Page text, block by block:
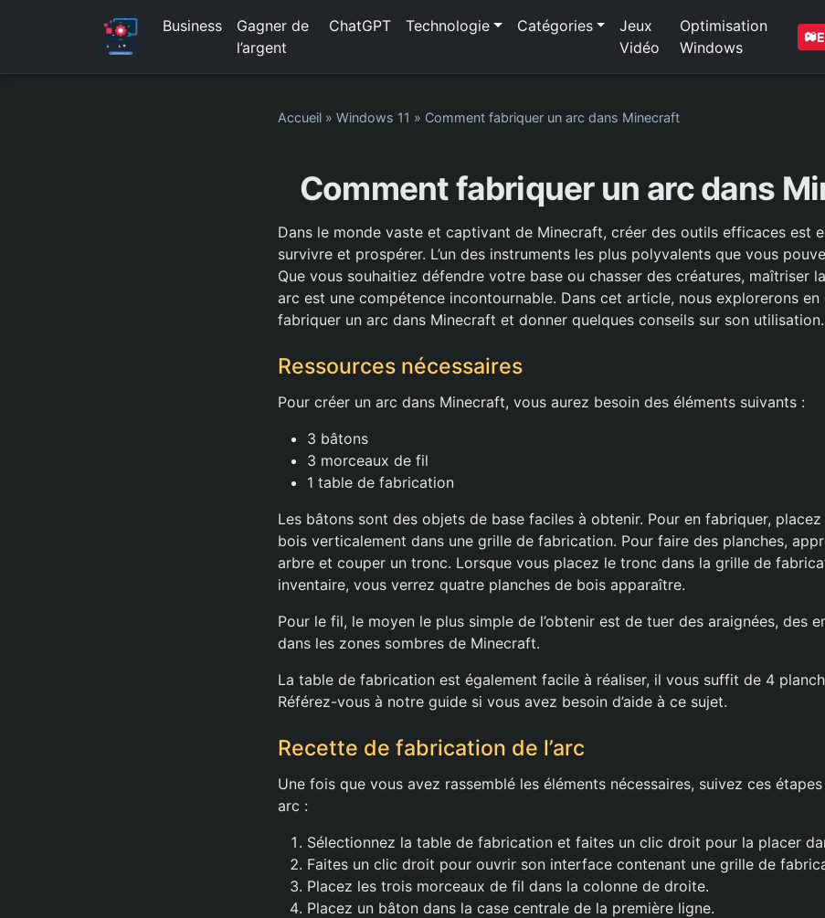
Business
Gagner de
l’argent
ChatGPT Technologie Catégories
Jeux
Vidéo
Optimisation
Windows
Accueil » Windows 11 » Comment fabriquer un arc dans Minecraft
Comment fabriquer un arc dans
Dans le monde vaste et captivant de Minecraft, créer des outils efficaces est
survivre et prospérer. L’un des instruments les plus polyvalents que vous
Que vous souhaitiez défendre votre base ou chasser des créatures, maîtriser
arc est une compétence incontournable. Dans cet article, nous explorerons
fabriquer un arc dans Minecraft et donner quelques conseils sur son utilisation.
Ressources nécessaires
Pour créer un arc dans Minecraft, vous aurez besoin des éléments suivants :
3 bâtons
3 morceaux de fil
1 table de fabrication
Les bâtons sont des objets de base faciles à obtenir. Pour en fabriquer,
bois verticalement dans une grille de fabrication. Pour faire des planches,
arbre et couper un tronc. Lorsque vous placez le tronc dans la grille de
inventaire, vous verrez quatre planches de bois apparaître.
Pour le fil, le moyen le plus simple de l’obtenir est de tuer des araignées, des
dans les zones sombres de Minecraft.
La table de fabrication est également facile à réaliser, il vous suffit de 4
Référez-vous à notre guide si vous avez besoin d’aide à ce sujet.
Recette de fabrication de l’arc
Une fois que vous avez rassemblé les éléments nécessaires, suivez ces
arc :
Sélectionnez la table de fabrication et faites un clic droit pour la placer
Faites un clic droit pour ouvrir son interface contenant une grille de
Placez les trois morceaux de fil dans la colonne de droite.
Placez un bâton dans la case centrale de la première ligne.